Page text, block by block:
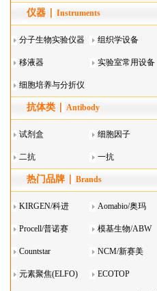
仪器 Instruments
分子生物实验仪器 组织学设备
移液器 实验室常用设备
细胞培养与分折仪
器叠
抗体类 Antibody
试剂盒 细胞因子
二抗 一抗
热门品牌 Brands
KIRGEN/科进 Aomabio/奥玛
Procell/普诺赛 模基生物/ABW
Countstar NCM/新赛美
元素聚焦(ELFO) ECOTOP